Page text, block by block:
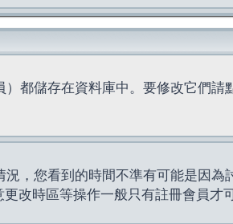
都儲存在資料庫中。要修改它們請
，您看到的時間不準有可能是因
改時區等操作一般只有註冊會員才